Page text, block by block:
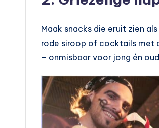
Maak snacks die eruit zien
rode siroop of cocktails met
– onmisbaar voor jong én